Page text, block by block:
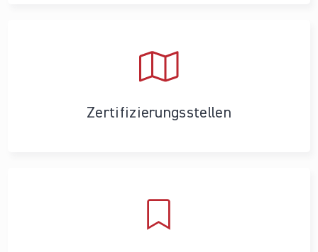
Zertifizierungs­stellen